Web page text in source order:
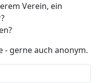
Verein, ein
- gerne auch anonym.